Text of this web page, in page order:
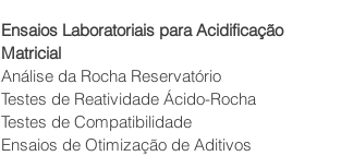
Ensaios Laboratoriais para Acidificação
Matricial
Análise da Rocha Reservatório
Testes de Reatividade Ácido-Rocha
Testes de Compatibilidade
Ensaios de Otimização de Aditivos